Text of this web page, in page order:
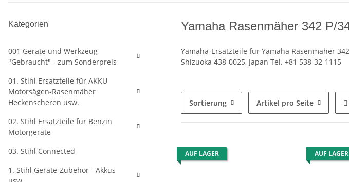
Yamaha Rasenmäher 342 P/
Yamaha-Ersatzteile für Yamaha Rasenmäher
Shizuoka 438-0025, Japan Tel. +81 538-32-1115
Sortierung Artikel pro Seite
AUF LAGER AUF LAGER
Kategorien
001 Geräte und Werkzeug
"Gebraucht" - zum Sonderpreis
01. Stihl Ersatzteile für AKKU
Motorsägen-Rasenmäher
Heckenscheren usw.
02. Stihl Ersatzteile für Benzin
Motorgeräte
03. Stihl Connected
1. Stihl Geräte-Zubehör - Akkus